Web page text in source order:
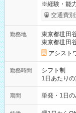
※経験・能力
間】試用期
交通費別
勤務地
東京都世田
東京都世田
アシスト
勤務時間
シフト制
1日あたり
勤務 勤務：月・
可能です！ ※1日あたりの最大実働時間は日勤、夜勤共に勤務し
期間 単発・1日